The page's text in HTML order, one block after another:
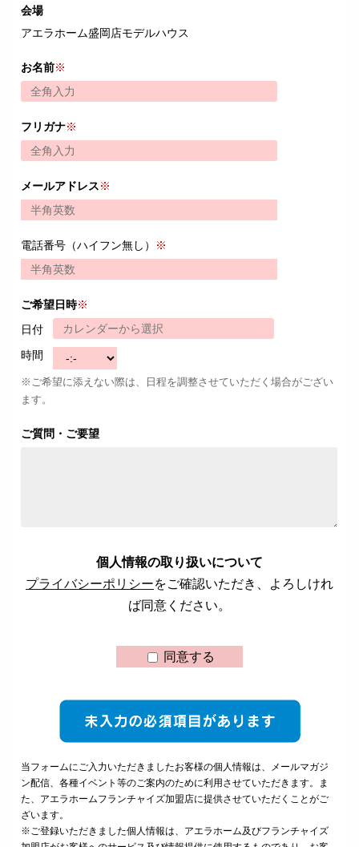
会場
アエラホーム盛岡店モデルハウス
お名前※
フリガナ※
メールアドレス※
電話番号（ハイフン無し） ※
ご希望日時※
日付
時間
※ご希望に添えない際は、日程を調整させていただく場合がござい
ます。
ご質問・ご要望
個人情報の取り扱いについて
プライバシーポリシーをご確認いただき、よろしけれ
ば同意ください。
同意する
当フォームにご入力いただきましたお客様の個人情報は、メールマガジ
ン配信、各種イベント等のご案内のために利用させていただきます。ま
た、アエラホームフランチャイズ加盟店に提供させていただくことがご
ざいます。
※ご登録いただきました個人情報は、アエラホーム及びフランチャイズ